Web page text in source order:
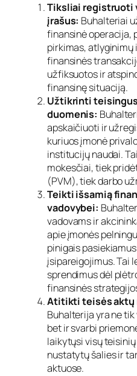
Tiksliai registruoti
įrašus: Buhalteriai
finansinė operacija,
pirkimas, atlyginimų
finansinės
užfiksuotos ir
finansinę situaciją.
Užtikrinti
duomenis:
apskaičiuoti ir
kuriuos įmonė
institucijų naudai.
mokesčiai, tiek
(PVM), tiek darbo
Teikti išsamią
vadovybei:
vadovams ir
apie įmonės
pinigais
įsipareigojimus. Tai
sprendimus dėl
finansinės
Atitikti teisės aktų
Buhalterija yra ne
bet ir svarbi
laikytųsi visų
nustatytų šalies ir
aktuose.